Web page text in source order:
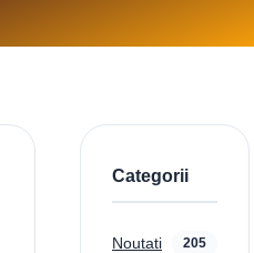
Categorii
Noutati 205